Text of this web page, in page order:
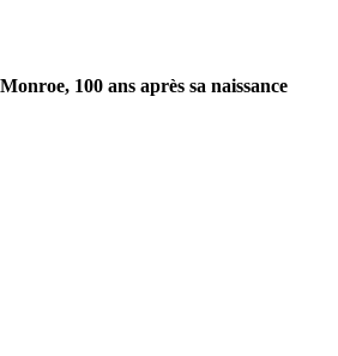
100 ans après sa naissance